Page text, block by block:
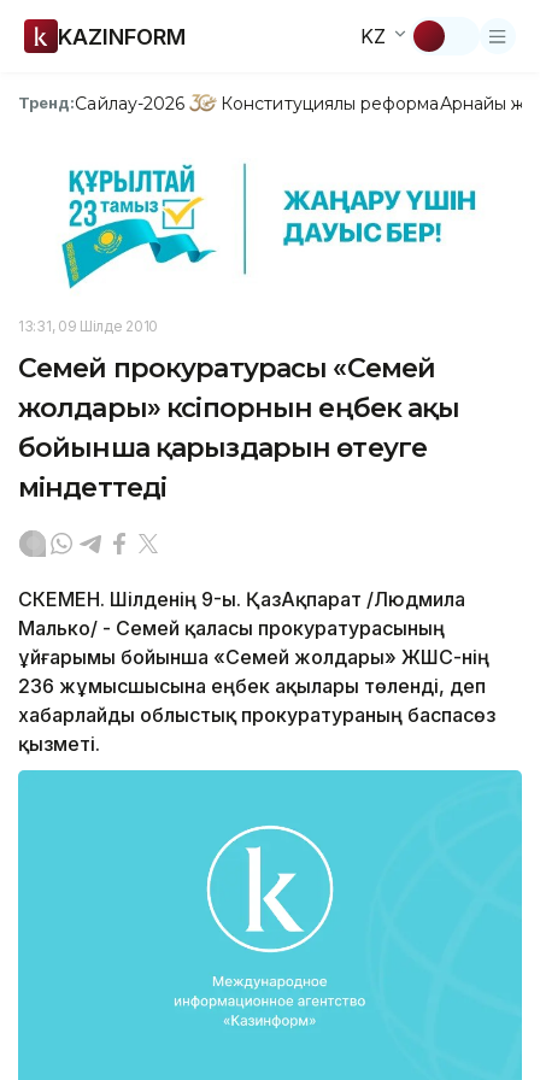
KAZINFORM KZ
Тренд:Сайлау-2026 Конституциялық реформаАрнайы
13:31, 09 Шілде 2010
Семей прокуратурасы «Семей
жолдары» кәсіпорнын еңбек ақы
бойынша қарыздарын өтеуге
міндеттеді
ӨСКЕМЕН. Шілденің 9-ы. ҚазАқпарат /Людмила
Малько/ - Семей қаласы прокуратурасының
ұйғарымы бойынша «Семей жолдары» ЖШС-нің
236 жұмысшысына еңбек ақылары төленді, деп
хабарлайды облыстық прокуратураның баспасөз
қызметі.